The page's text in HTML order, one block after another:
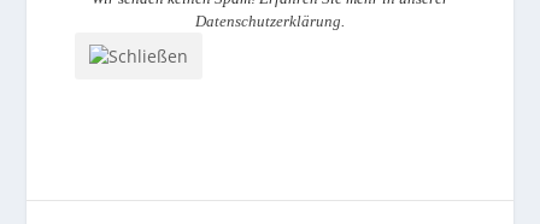
Datenschutzerklärung.